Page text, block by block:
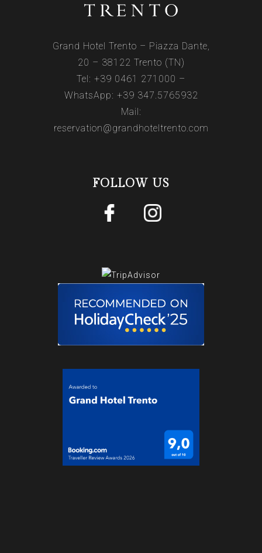
Grand Hotel Trento – Piazza Dante,
20 – 38122 Trento (TN)
Tel: +39 0461 271000 –
WhatsApp: +39 347.5765932
Mail:
reservation@grandhoteltrento.com
FOLLOW US